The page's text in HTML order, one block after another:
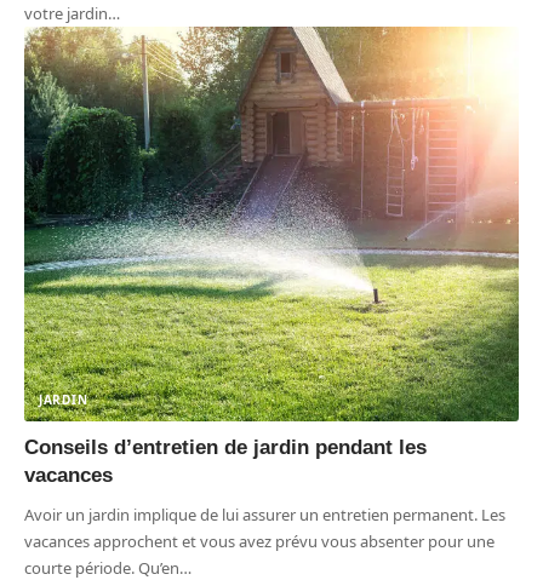
votre jardin…
JARDIN
Conseils d’entretien de jardin pendant les
vacances
Avoir un jardin implique de lui assurer un entretien permanent. Les
vacances approchent et vous avez prévu vous absenter pour une
courte période. Qu’en…